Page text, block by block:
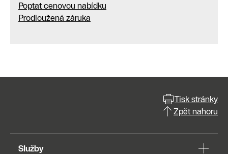
Poptat cenovou nabídku
Prodloužená záruka
Tisk stránky
Zpět nahoru
Služby